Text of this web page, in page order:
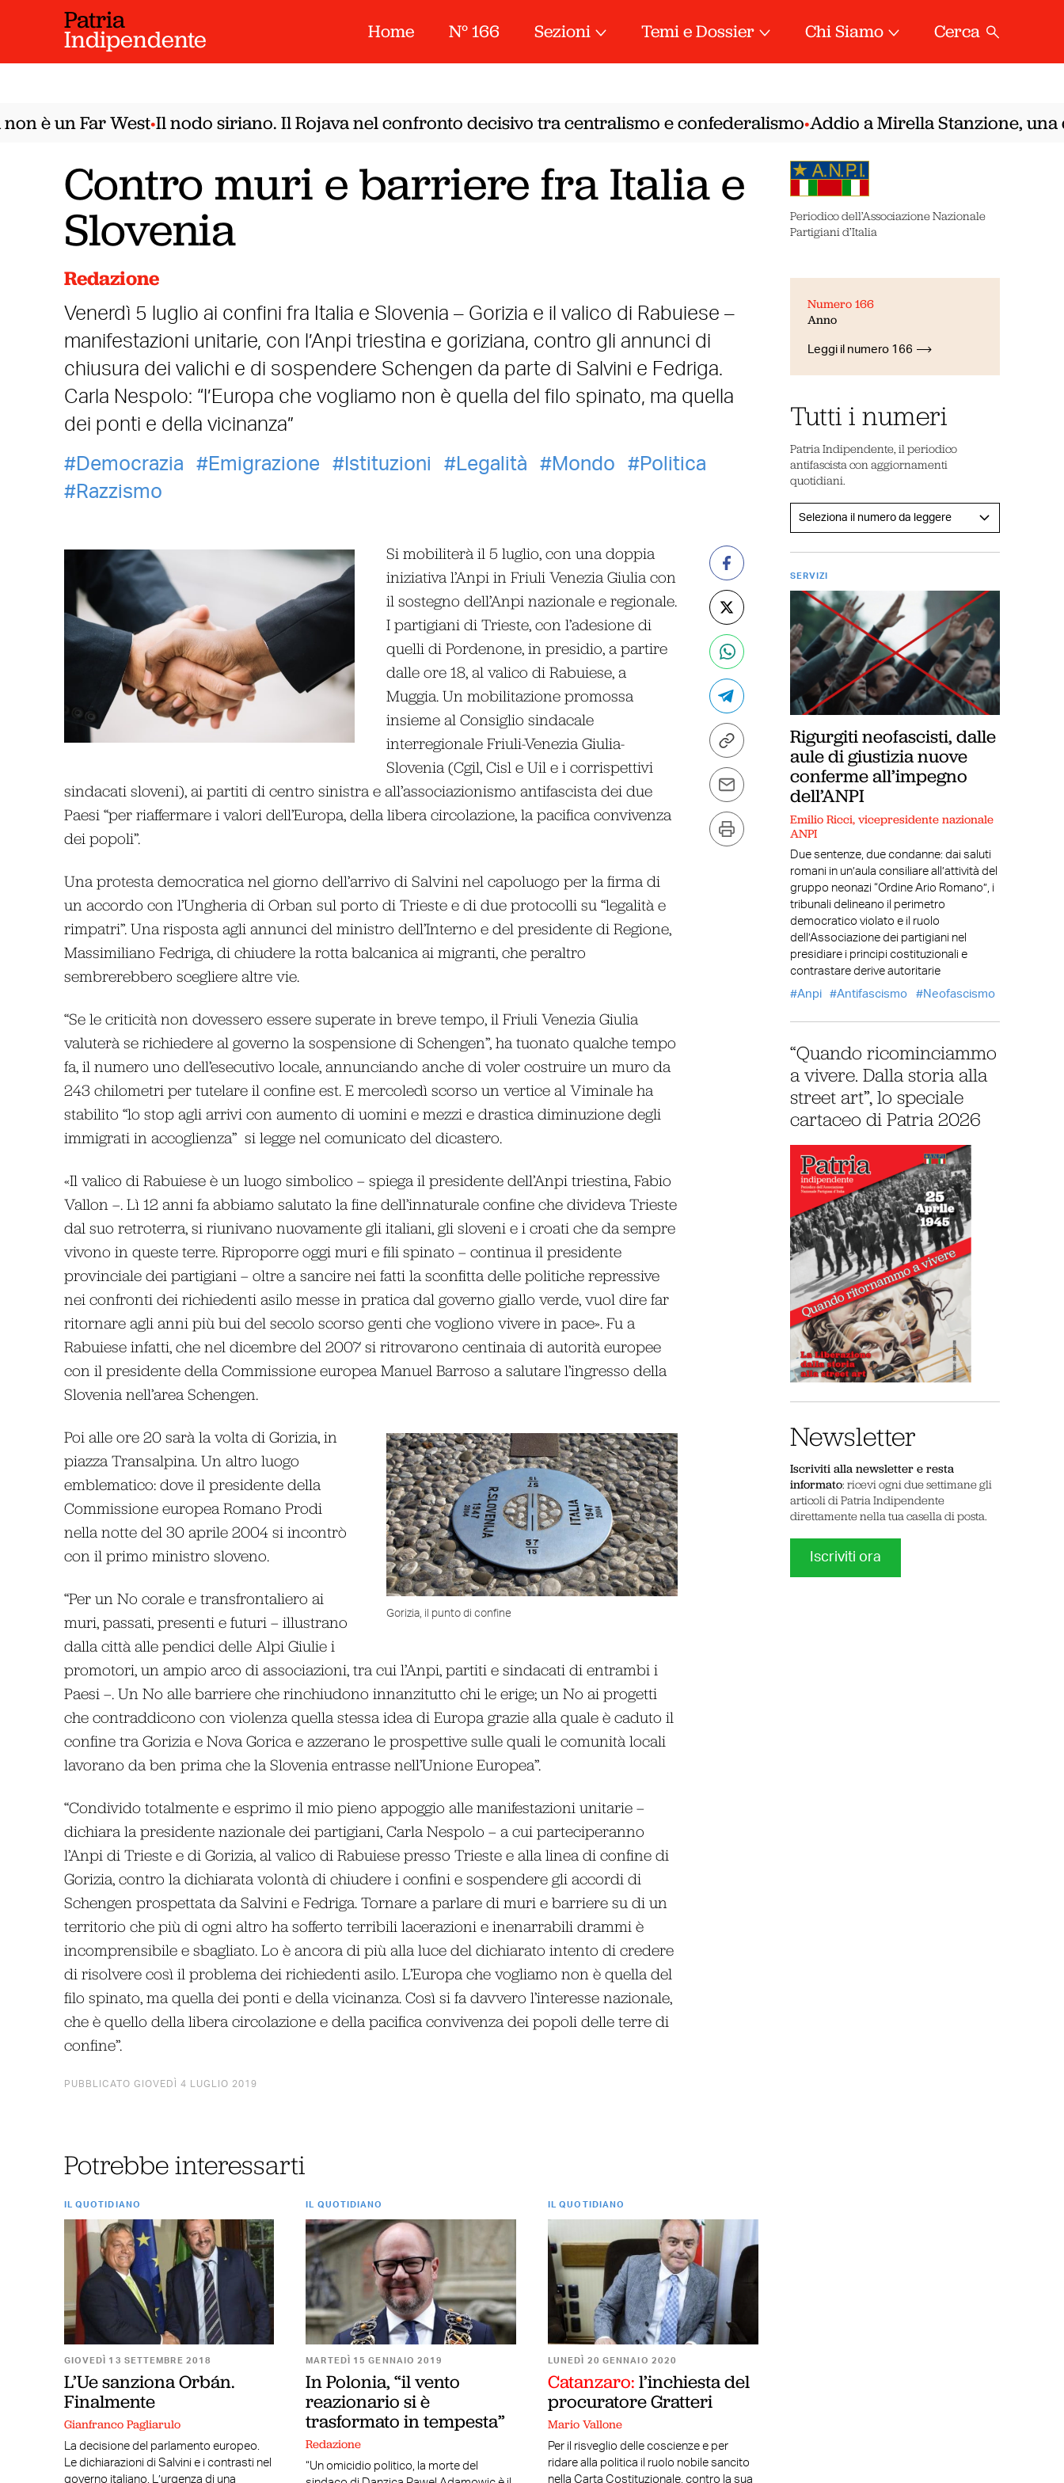
Patria
Indipendente Home N° 166 Sezioni Temi e Dossier Chi Siamo Cerca
è un Far West•Il nodo siriano. Il Rojava nel confronto decisivo tra centralismo e confederalismo•Addio a Mirella Stanzione, una
Contro muri e barriere fra Italia e
Slovenia
Redazione
Venerdì 5 luglio ai confini fra Italia e Slovenia – Gorizia e il valico di Rabuiese –
manifestazioni unitarie, con l’Anpi triestina e goriziana, contro gli annunci di
chiusura dei valichi e di sospendere Schengen da parte di Salvini e Fedriga.
Carla Nespolo: “l’Europa che vogliamo non è quella del filo spinato, ma quella
dei ponti e della vicinanza”
Democrazia
Emigrazione Istituzioni Legalità Mondo
Politica
Razzismo
Si mobiliterà il 5 luglio, con una doppia
iniziativa l’Anpi in Friuli Venezia Giulia con
il sostegno dell’Anpi nazionale e regionale.
I partigiani di Trieste, con l’adesione di
quelli di Pordenone, in presidio, a partire
dalle ore 18, al valico di Rabuiese, a
Muggia. Un mobilitazione promossa
insieme al Consiglio sindacale
interregionale Friuli-Venezia Giulia-
Slovenia (Cgil, Cisl e Uil e i corrispettivi
sindacati sloveni), ai partiti di centro sinistra e all’associazionismo antifascista dei due
Paesi “per riaffermare i valori dell’Europa, della libera circolazione, la pacifica convivenza
dei popoli”.
Una protesta democratica nel giorno dell’arrivo di Salvini nel capoluogo per la firma di
un accordo con l’Ungheria di Orban sul porto di Trieste e di due protocolli su “legalità e
rimpatri”. Una risposta agli annunci del ministro dell’Interno e del presidente di Regione,
Massimiliano Fedriga, di chiudere la rotta balcanica ai migranti, che peraltro
sembrerebbero scegliere altre vie.
“Se le criticità non dovessero essere superate in breve tempo, il Friuli Venezia Giulia
valuterà se richiedere al governo la sospensione di Schengen”, ha tuonato qualche tempo
fa, il numero uno dell’esecutivo locale, annunciando anche di voler costruire un muro da
243 chilometri per tutelare il confine est. E mercoledì scorso un vertice al Viminale ha
stabilito “lo stop agli arrivi con aumento di uomini e mezzi e drastica diminuzione degli
immigrati in accoglienza” si legge nel comunicato del dicastero.
«Il valico di Rabuiese è un luogo simbolico – spiega il presidente dell’Anpi triestina, Fabio
Vallon –. Lì 12 anni fa abbiamo salutato la fine dell’innaturale confine che divideva Trieste
dal suo retroterra, si riunivano nuovamente gli italiani, gli sloveni e i croati che da sempre
vivono in queste terre. Riproporre oggi muri e fili spinato – continua il presidente
provinciale dei partigiani – oltre a sancire nei fatti la sconfitta delle politiche repressive
nei confronti dei richiedenti asilo messe in pratica dal governo giallo verde, vuol dire far
ritornare agli anni più bui del secolo scorso genti che vogliono vivere in pace». Fu a
Rabuiese infatti, che nel dicembre del 2007 si ritrovarono centinaia di autorità europee
con il presidente della Commissione europea Manuel Barroso a salutare l’ingresso della
Slovenia nell’area Schengen.
Gorizia, il punto di confine
Poi alle ore 20 sarà la volta di Gorizia, in
piazza Transalpina. Un altro luogo
emblematico: dove il presidente della
Commissione europea Romano Prodi
nella notte del 30 aprile 2004 si incontrò
con il primo ministro sloveno.
“Per un No corale e transfrontaliero ai
muri, passati, presenti e futuri – illustrano
dalla città alle pendici delle Alpi Giulie i
promotori, un ampio arco di associazioni, tra cui l’Anpi, partiti e sindacati di entrambi i
Paesi –. Un No alle barriere che rinchiudono innanzitutto chi le erige; un No ai progetti
che contraddicono con violenza quella stessa idea di Europa grazie alla quale è caduto il
confine tra Gorizia e Nova Gorica e azzerano le prospettive sulle quali le comunità locali
lavorano da ben prima che la Slovenia entrasse nell’Unione Europea”.
“Condivido totalmente e esprimo il mio pieno appoggio alle manifestazioni unitarie –
dichiara la presidente nazionale dei partigiani, Carla Nespolo – a cui parteciperanno
l’Anpi di Trieste e di Gorizia, al valico di Rabuiese presso Trieste e alla linea di confine di
Gorizia, contro la dichiarata volontà di chiudere i confini e sospendere gli accordi di
Schengen prospettata da Salvini e Fedriga. Tornare a parlare di muri e barriere su di un
territorio che più di ogni altro ha sofferto terribili lacerazioni e inenarrabili drammi è
incomprensibile e sbagliato. Lo è ancora di più alla luce del dichiarato intento di credere
di risolvere così il problema dei richiedenti asilo. L’Europa che vogliamo non è quella del
filo spinato, ma quella dei ponti e della vicinanza. Così si fa davvero l’interesse nazionale,
che è quello della libera circolazione e della pacifica convivenza dei popoli delle terre di
confine”.
PUBBLICATO GIOVEDÌ 4 LUGLIO 2019
Potrebbe interessarti
IL QUOTIDIANO
GIOVEDÌ 13 SETTEMBRE 2018
L’Ue sanziona Orbán.
Finalmente
Gianfranco Pagliarulo
La decisione del parlamento europeo.
Le dichiarazioni di Salvini e i contrasti nel
governo italiano. L’urgenza di una
IL QUOTIDIANO
MARTEDÌ 15 GENNAIO 2019
In Polonia, “il vento
reazionario si è
trasformato in tempesta”
Redazione
“Un omicidio politico, la morte del
IL QUOTIDIANO
LUNEDÌ 20 GENNAIO 2020
Catanzaro: l’inchiesta del
procuratore Gratteri
Mario Vallone
Per il risveglio delle coscienze e per
ridare alla politica il ruolo nobile sancito
nella Carta Costituzionale, contro la sua
Periodico dell’Associazione Nazionale
Partigiani d’Italia
Numero 166
Anno
Leggi il numero 166
Tutti i numeri
Patria Indipendente, il periodico
antifascista con aggiornamenti
quotidiani.
SERVIZI
Rigurgiti neofascisti, dalle
aule di giustizia nuove
conferme all’impegno
dell’ANPI
Emilio Ricci, vicepresidente nazionale
ANPI
Due sentenze, due condanne: dai saluti
romani in un’aula consiliare all’attività del
gruppo neonazi “Ordine Ario Romano”, i
tribunali delineano il perimetro
democratico violato e il ruolo
dell’Associazione dei partigiani nel
presidiare i principi costituzionali e
contrastare derive autoritarie
Anpi
Antifascismo Neofascismo
“Quando ricominciammo
a vivere. Dalla storia alla
street art”, lo speciale
cartaceo di Patria 2026
Newsletter
Iscriviti alla newsletter e resta
informato: ricevi ogni due settimane gli
articoli di Patria Indipendente
direttamente nella tua casella di posta.
Iscriviti ora